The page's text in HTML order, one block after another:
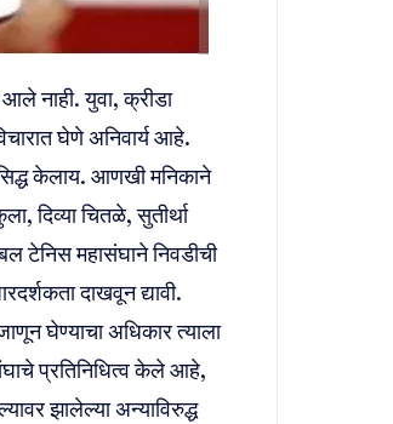
नाही. युवा, क्रीडा
घेणे अनिवार्य आहे.
सिद्ध केलाय. आणखी मनिकाने
दिव्या चितळे, सुतीर्था
टेनिस महासंघाने निवडीची
दाखवून द्यावी.
घेण्याचा अधिकार त्याला
प्रतिनिधित्व केले आहे,
झालेल्या अन्याविरुद्ध